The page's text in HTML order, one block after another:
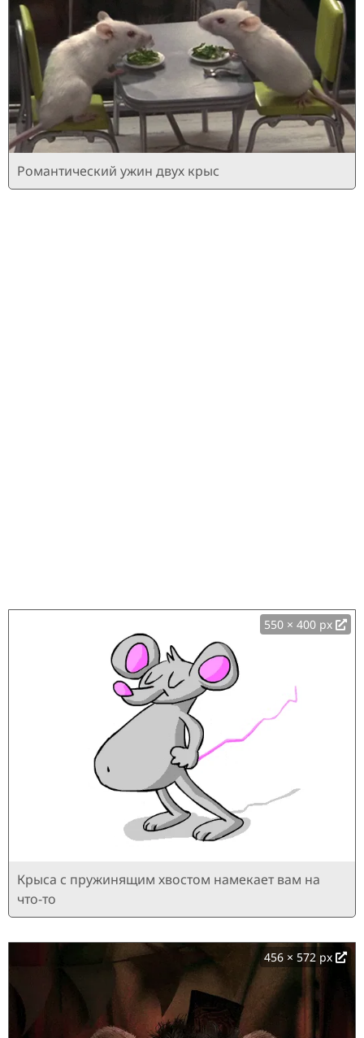
Романтический ужин двух крыс
550 × 400 px
Крыса с пружинящим хвостом намекает вам на
что-то
456 × 572 px